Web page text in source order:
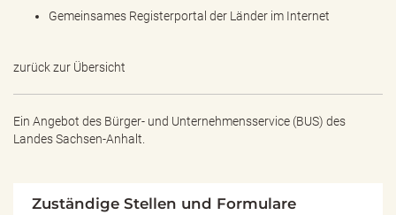
Gemeinsames Registerportal der Länder im Internet
zurück zur Übersicht
Ein Angebot des Bürger- und Unternehmensservice (BUS) des
Landes Sachsen-Anhalt.
Zuständige Stellen und Formulare